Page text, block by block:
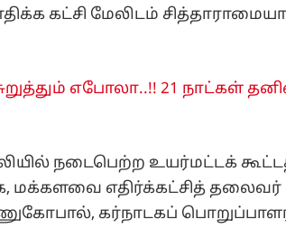
கட்சி மேலிடம்
எபோலா..!! 21 நாட்கள்
நடைபெற்ற உயர்மட்டக்
மக்களவை எதிர்க்கட்சித் தலைவர்
கர்நாடகப்